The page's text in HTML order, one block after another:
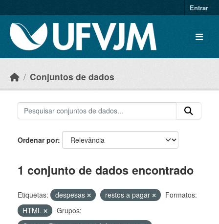
Entrar
Conjuntos de dados
Ordenar por
1 conjunto de dados encontrado
Etiquetas: despesas restos a pagar
Formatos:
HTML
Grupos: